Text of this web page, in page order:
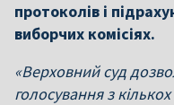
протоколів і
виборчих комісіях.
«Верховний суд
голосування з